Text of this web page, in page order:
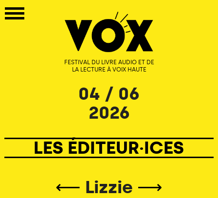
FESTIVAL DU LIVRE AUDIO ET DE
LA LECTURE À VOIX HAUTE
04 / 06
2026
LES ÉDITEUR·ICES
⟵ Lizzie ⟶